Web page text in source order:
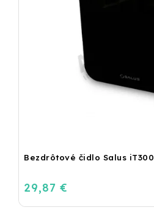
Bezdrôtové čidlo Salus iT300
29,87 €